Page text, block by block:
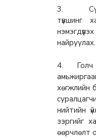
3.
түвшинг
найруулах.
4. Голч
хөгжлийн
нийтийн
зэргийг
өөрчлөлт